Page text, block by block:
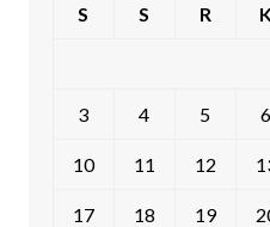
S S R
3 4 5 6
10 11 12
17 18 19